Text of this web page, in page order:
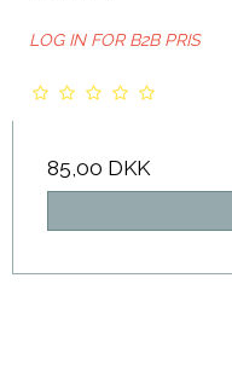
LOG IN FOR B2B PRIS
85,00 DKK